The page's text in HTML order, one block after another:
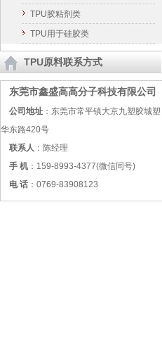
TPU胶粘剂类
TPU用于硅胶类
TPU原料联系方式
东莞市鑫盛高高分子科技有限公司
公司地址 ：东莞市常平镇大京九塑胶城塑
华东路420号
联系人 ：陈经理
手 机 ：159-8993-4377(微信同号)
电 话 ：0769-83908123